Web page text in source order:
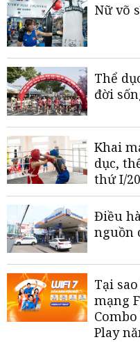
Nữ võ
Thể
đời
Khai
dục,
thứ I/
Điều
nguồn
Tại
mạng
Play